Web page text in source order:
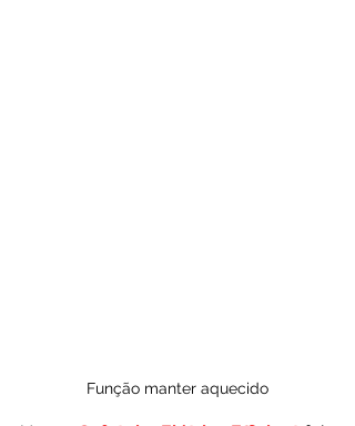
Função manter aquecido